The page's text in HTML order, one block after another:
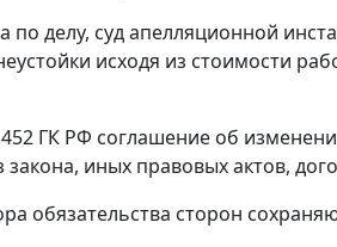
по делу, суд апелляционной
исходя из стоимости
ГК РФ соглашение об
иных правовых актов,
обязательства сторон